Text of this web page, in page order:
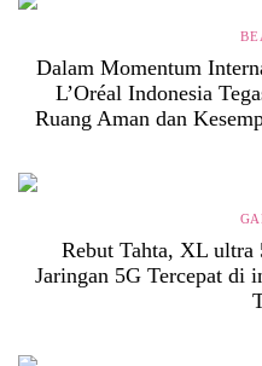
Dalam Momentum
L’Oréal Indonesia
Ruang Aman dan
Rebut Tahta, XL ultra
Jaringan 5G Tercepat di